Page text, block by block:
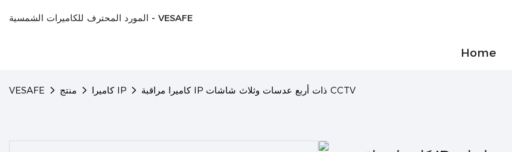
المورد المحترف للكاميرات الشمسية - VESAFE
Home
VESAFE منتج كاميرا IP كاميرا مراقبة IP ذات أربع عدسات وثلاث شاشات CCTV